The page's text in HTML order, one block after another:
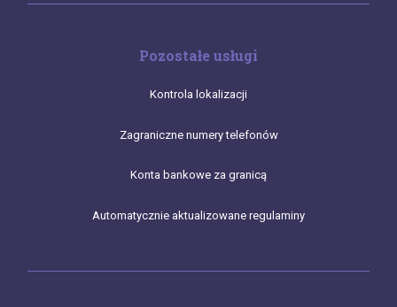
Pozostałe usługi
Kontrola lokalizacji
Zagraniczne numery telefonów
Konta bankowe za granicą
Automatycznie aktualizowane regulaminy